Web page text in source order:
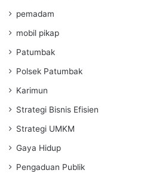
pemadam
mobil pikap
Patumbak
Polsek Patumbak
Karimun
Strategi Bisnis Efisien
Strategi UMKM
Gaya Hidup
Pengaduan Publik